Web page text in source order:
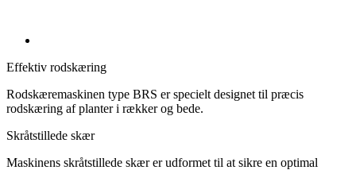
Effektiv rodskæring
Rodskæremaskinen type BRS er specielt designet til præcis
rodskæring af planter i rækker og bede.
Skråtstillede skær
Maskinens skråtstillede skær er udformet til at sikre en optimal